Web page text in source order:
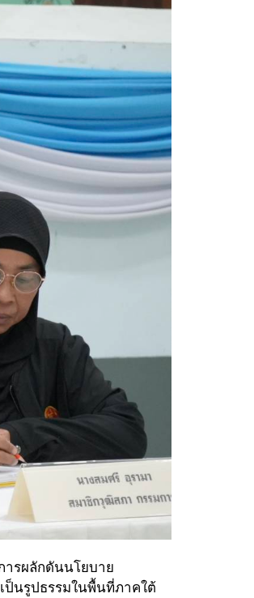
ารผลักดันนโยบาย
ป็นรูปธรรมในพื้นที่ภาคใต้